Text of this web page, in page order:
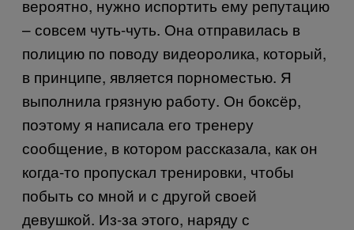
вероятно, нужно испортить ему репутацию
– совсем чуть-чуть. Она отправилась в
полицию по поводу видеоролика, который,
в принципе, является порноместью. Я
выполнила грязную работу. Он боксёр,
поэтому я написала его тренеру
сообщение, в котором рассказала, как он
когда-то пропускал тренировки, чтобы
побыть со мной и с другой своей
девушкой. Из-за этого, наряду с